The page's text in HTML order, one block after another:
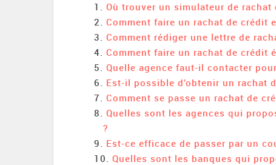
Où trouver un simulateur de rachat
Comment faire un rachat de crédit
Comment rédiger une lettre de
Comment faire un rachat de crédit
Quelle agence faut-il contacter
Est-il possible d’obtenir un rachat
Comment se passe un rachat de
Quelles sont les agences qui
?
Est-ce efficace de passer par un
Quelles sont les banques qui